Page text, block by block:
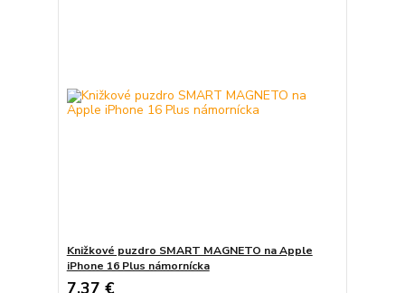
Knižkové puzdro SMART MAGNETO na Apple
iPhone 16 Plus námornícka
7,37 €